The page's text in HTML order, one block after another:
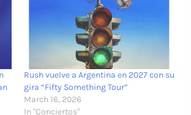
Rush vuelve a Argentina en 2027 con su
gira “Fifty Something Tour”
March 16, 2026
In "Conciertos"